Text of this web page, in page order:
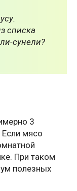
списка
сунели?
3
Если мясо
При таком
полезных